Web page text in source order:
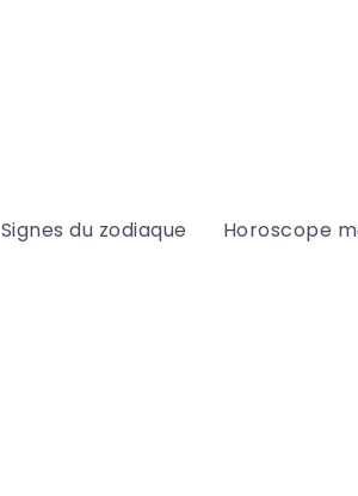
Signes du zodiaque Horoscope